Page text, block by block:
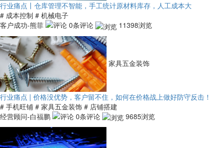
行业痛点丨仓库管理不智能，手工统计原材料库存，人工成本大
# 成本控制 # 机械电子
客户成功-熊菲
0条评论 11398浏览
家具五金装饰
行业痛点 | 价格没优势，客户留不住，如何在价格战上做好防守反击！
# 手机旺铺 # 家具五金装饰 # 店铺搭建
经营顾问-白福鹏
0条评论 9685浏览